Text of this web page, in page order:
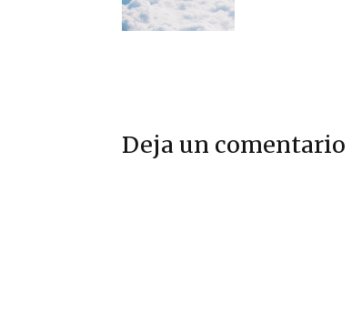
Deja un comentario